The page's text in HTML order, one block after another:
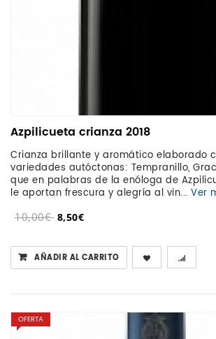
Azpilicueta crianza 2018
Crianza brillante y aromático elaborado
variedades autóctonas: Tempranillo,
que en palabras de la enóloga de
le aportan frescura y alegría al vin... Ver
10,00€ 8,50€
AÑADIR AL CARRITO
OFERTA